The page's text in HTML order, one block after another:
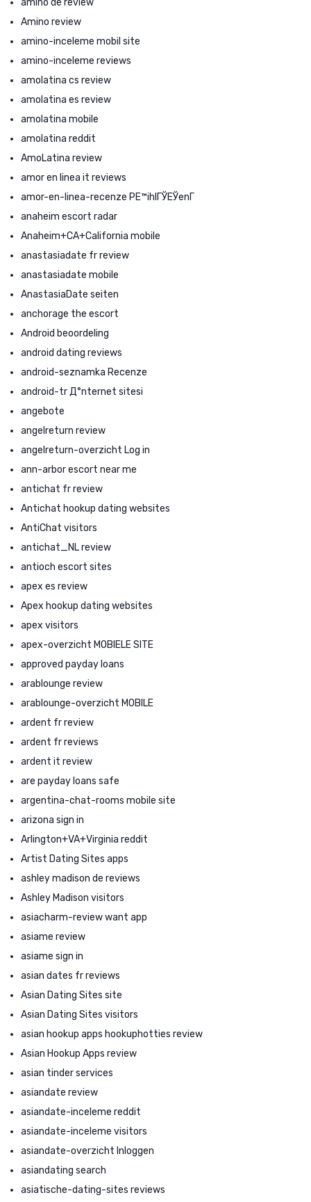
Amino review
amino-inceleme mobil site
amino-inceleme reviews
amolatina cs review
amolatina es review
amolatina mobile
amolatina reddit
AmoLatina review
amor en linea it reviews
amor-en-linea-recenze PЕ™ihlГЎЕЎenГ­
anaheim escort radar
Anaheim+CA+California mobile
anastasiadate fr review
anastasiadate mobile
AnastasiaDate seiten
anchorage the escort
Android beoordeling
android dating reviews
android-seznamka Recenze
android-tr Д°nternet sitesi
angebote
angelreturn review
angelreturn-overzicht Log in
ann-arbor escort near me
antichat fr review
Antichat hookup dating websites
AntiChat visitors
antichat_NL review
antioch escort sites
apex es review
Apex hookup dating websites
apex visitors
apex-overzicht MOBIELE SITE
approved payday loans
arablounge review
arablounge-overzicht MOBILE
ardent fr review
ardent fr reviews
ardent it review
are payday loans safe
argentina-chat-rooms mobile site
arizona sign in
Arlington+VA+Virginia reddit
Artist Dating Sites apps
ashley madison de reviews
Ashley Madison visitors
asiacharm-review want app
asiame review
asiame sign in
asian dates fr reviews
Asian Dating Sites site
Asian Dating Sites visitors
asian hookup apps hookuphotties review
Asian Hookup Apps review
asian tinder services
asiandate review
asiandate-inceleme reddit
asiandate-inceleme visitors
asiandate-overzicht Inloggen
asiandating search
asiatische-dating-sites reviews